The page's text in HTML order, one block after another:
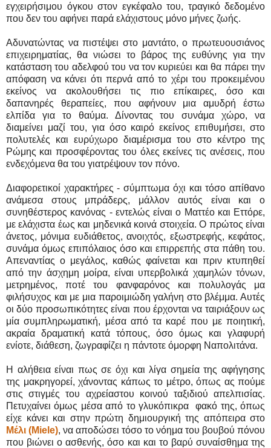
εγχειρήσιμου όγκου στον εγκέφαλο του, τραγικό δεδομένο
που δεν του αφήνει παρά ελάχιστους μόνο μήνες ζωής.
Αδυνατώντας να πιστέψει στο μαντάτο, ο πρωτευουσιάνος
επιχειρηματίας, θα νιώσει το βάρος της ευθύνης για την
κατάσταση του αδελφού του να τον κυριεύει και θα πάρει την
απόφαση να κάνει ότι περνά από το χέρι του προκειμένου
εκείνος να ακολουθήσει τις πιο επίκαιρες, όσο και
δαπανηρές θεραπείες, που αφήνουν μια αμυδρή έστω
ελπίδα για το θαύμα. Δίνοντας του συνάμα χώρο, να
διαμείνει μαζί του, για όσο καιρό εκείνος επιθυμήσει, στο
πολυτελές και ευρύχωρο διαμέρισμα του στο κέντρο της
Ρώμης και προσφέροντας του όλες εκείνες τις ανέσεις, που
ενδεχόμενα θα του γιατρέψουν τον πόνο.
Διαφορετικοί χαρακτήρες - σύμπτωμα όχι και τόσο απίθανο
ανάμεσα στους μπράδερς, μάλλον αυτός είναι και ο
συνηθέστερος κανόνας - εντελώς είναι ο Ματτέο και Εττόρε,
με ελάχιστα έως και μηδενικά κοινά στοιχεία. Ο πρώτος είναι
άνετος, μόνιμα ευδιάθετος, ανοιχτός, εξωστρεφής, κεφάτος,
συνάμα όμως επιπόλαιος όσο και επιρρεπής στα πάθη του.
Απεναντίας ο μεγάλος, καθώς φαίνεται και πριν κτυπηθεί
από την άσχημη μοίρα, είναι υπερβολικά χαμηλών τόνων,
μετρημένος, ποτέ του φανφαρόνος και πολυλογάς μα
φιλήσυχος και με μια παροιμιώδη γαλήνη στο βλέμμα. Αυτές
οι δύο προσωπικότητες είναι που έρχονται να ταιριάξουν ως
μία συμπληρωματική, μέσα από τα καρέ που με ποιητική,
ακραία δραματική κατά τόπους, όσο όμως και γλαφυρή
ενίοτε, διάθεση, ζωγραφίζει η πάντοτε όμορφη Ναπολιτάνα.
Η αλήθεια είναι πως σε όχι και λίγα σημεία της αφήγησης
της μακρηγορεί, χάνοντας κάπως το μέτρο, όπως ας πούμε
στις στιγμές του αχρείαστου κοινού ταξιδιού απελπισίας.
Πετυχαίνει όμως μέσα από το γλυκόπικρα φακό της, όπως
είχε κάνει και στην πρώτη δημιουργική της απόπειρα στο
Μέλι (Miele), να αποδώσει τόσο το νόημα του βουβού πόνου
που βιώνει ο ασθενής, όσο και και το βαρύ συναίσθημα της